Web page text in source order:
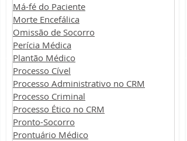
Má-fé do Paciente
Morte Encefálica
Omissão de Socorro
Perícia Médica
Plantão Médico
Processo Cível
Processo Administrativo no CRM
Processo Criminal
Processo Ético no CRM
Pronto-Socorro
Prontuário Médico